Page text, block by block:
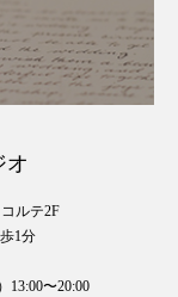
オ
ルテ2F
1分
13:00〜20:00